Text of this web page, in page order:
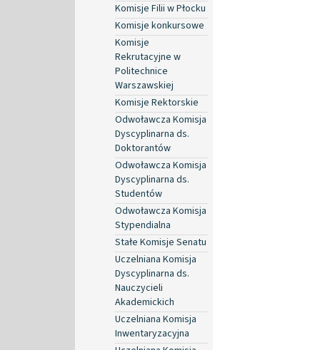
Komisje Filii w Płocku
Komisje konkursowe
Komisje
Rekrutacyjne w
Politechnice
Warszawskiej
Komisje Rektorskie
Odwoławcza Komisja
Dyscyplinarna ds.
Doktorantów
Odwoławcza Komisja
Dyscyplinarna ds.
Studentów
Odwoławcza Komisja
Stypendialna
Stałe Komisje Senatu
Uczelniana Komisja
Dyscyplinarna ds.
Nauczycieli
Akademickich
Uczelniana Komisja
Inwentaryzacyjna